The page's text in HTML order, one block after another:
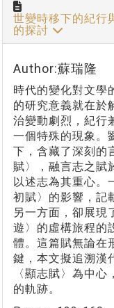
世變時移下的紀行
的探討
Author:蘇瑞隆
時代的變化對文學
的研究意義就在於
治變動劇烈，紀行
一個特殊的現象。
下，含藏了深刻的
賦〉，融言志之賦
以述志為其重心。
初賦〉的影響，記
另一方面，卻展現
遊〉的虛構旅程的
體。這篇賦無論在
鍵，本文擬追溯漢
〈顯志賦〉為中
的軌跡。